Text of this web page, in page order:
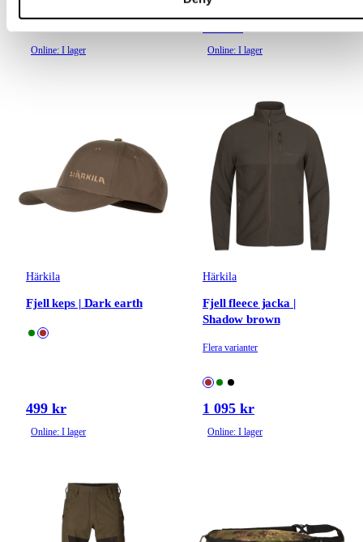
Från 739 kr
Online: I lager Online: I lager
Härkila
Fjell keps | Dark earth
499 kr
Online: I lager
Härkila
Fjell fleece jacka |
Shadow brown
Flera varianter
1 095 kr
Online: I lager